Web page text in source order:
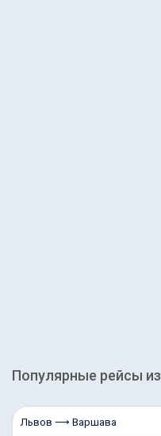
Популярные рейсы из
Львов ⟶ Варшава